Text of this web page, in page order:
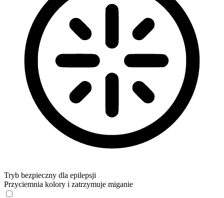
Tryb bezpieczny dla epilepsji
Przyciemnia kolory i zatrzymuje miganie